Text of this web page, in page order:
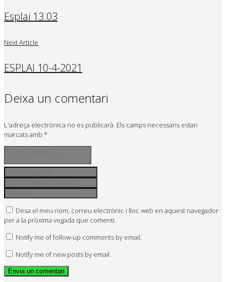
Esplai 13.03
Next Article
ESPLAI 10-4-2021
Deixa un comentari
L'adreça electrònica no es publicarà. Els camps necessaris estan
marcats amb *
Desa el meu nom, correu electrònic i lloc web en aquest navegador
per a la pròxima vegada que comenti.
Notify me of follow-up comments by email.
Notify me of new posts by email.